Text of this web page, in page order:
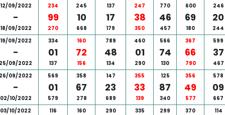
12/09/2022
-
18/09/2022
234
99
270
245
10
668
137
17
179
247
38
350
770
46
457
600
69
180
246
20
244
19/09/2022
-
09/2022
334
01
137
160
72
156
789
48
134
460
01
290
566
74
130
367
66
790
599
37
467
09/2022
-
02/10/2022
569
01
579
358
67
278
147
23
689
355
33
139
125
87
340
356
49
577
578
09
667
03/10/2022
116 160 290 335 299 370 114